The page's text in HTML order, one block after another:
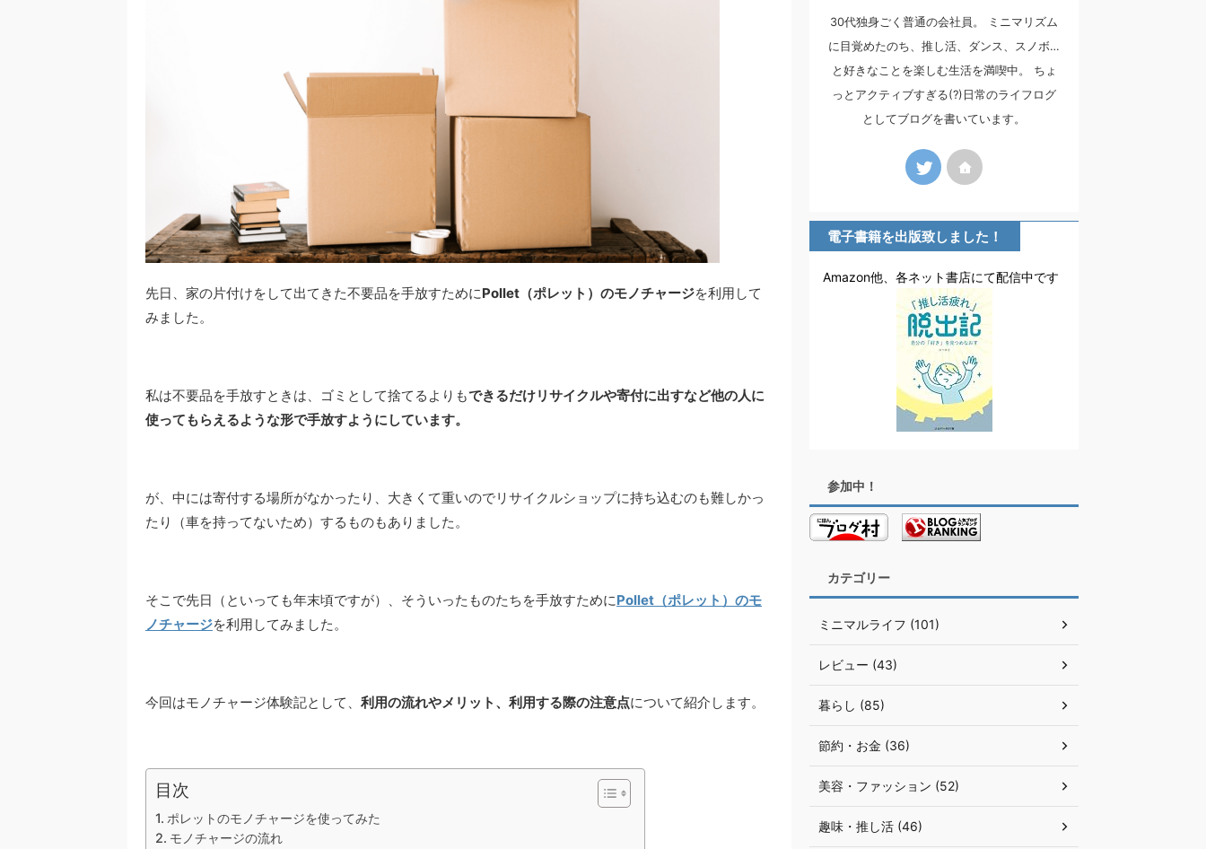
先日、家の片付けをして出てきた不要品を手放すためにPollet（ポレット）のモノチャージを利用して
みました。
私は不要品を手放すときは、ゴミとして捨てるよりもできるだけリサイクルや寄付に出すなど他の人に
使ってもらえるような形で手放すようにしています。
が、中には寄付する場所がなかったり、大きくて重いのでリサイクルショップに持ち込むのも難しかっ
たり（車を持ってないため）するものもありました。
そこで先日（といっても年末頃ですが）、そういったものたちを手放すためにPollet（ポレット）のモ
ノチャージを利用してみました。
今回はモノチャージ体験記として、 利用の流れやメリット、利用する際の注意点について紹介します。
目次
ポレットのモノチャージを使ってみた
モノチャージの流れ
30代独身ごく普通の会社員。 ミニマリズム
に目覚めたのち、推し活、ダンス、スノボ…
と好きなことを楽しむ生活を満喫中。 ちょ
っとアクティブすぎる(?)日常のライフログ
としてブログを書いています。
電子書籍を出版致しました！
Amazon他、各ネット書店にて配信中です
参加中！
カテゴリー
ミニマルライフ (101)
レビュー (43)
暮らし (85)
節約・お金 (36)
美容・ファッション (52)
趣味・推し活 (46)